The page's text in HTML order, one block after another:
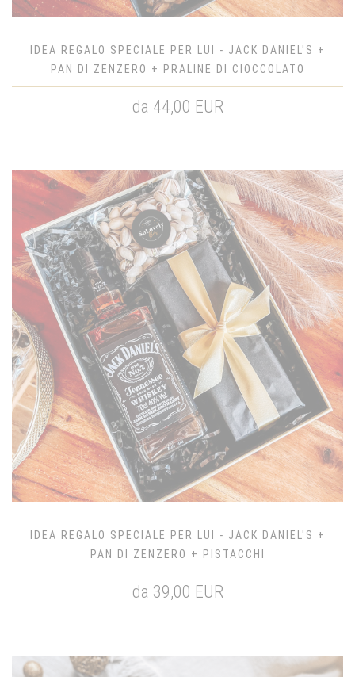
IDEA REGALO SPECIALE PER LUI - JACK DANIEL'S +
PAN DI ZENZERO + PRALINE DI CIOCCOLATO
da 44,00 EUR
IDEA REGALO SPECIALE PER LUI - JACK DANIEL'S +
PAN DI ZENZERO + PISTACCHI
da 39,00 EUR